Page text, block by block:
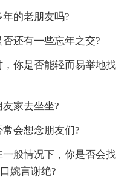
的老朋友吗?
还有一些忘年之交?
你是否能轻而易举地找
家去坐坐?
会想念朋友们?
般情况下，你是否会找
婉言谢绝?